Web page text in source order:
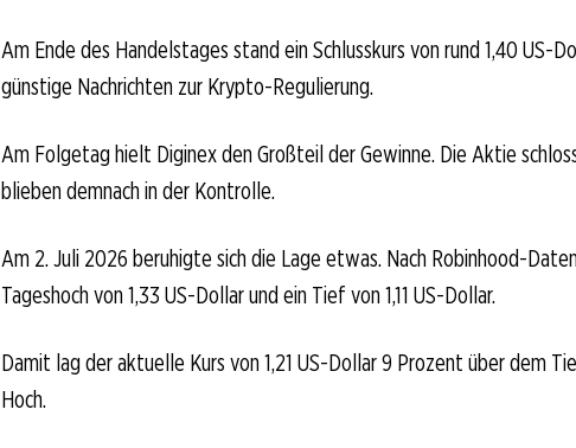
Am Ende des Handelstages stand ein Schlusskurs von rund 1,40 US-
günstige Nachrichten zur Krypto-Regulierung.
Am Folgetag hielt Diginex den Großteil der Gewinne. Die Aktie
blieben demnach in der Kontrolle.
Am 2. Juli 2026 beruhigte sich die Lage etwas. Nach Robinhood-
Tageshoch von 1,33 US-Dollar und ein Tief von 1,11 US-Dollar.
Damit lag der aktuelle Kurs von 1,21 US-Dollar 9 Prozent über dem
Hoch.